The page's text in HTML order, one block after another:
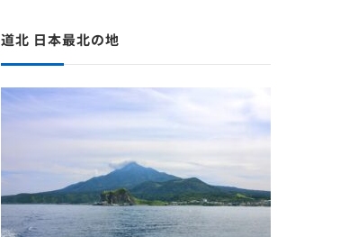
道北 日本最北の地